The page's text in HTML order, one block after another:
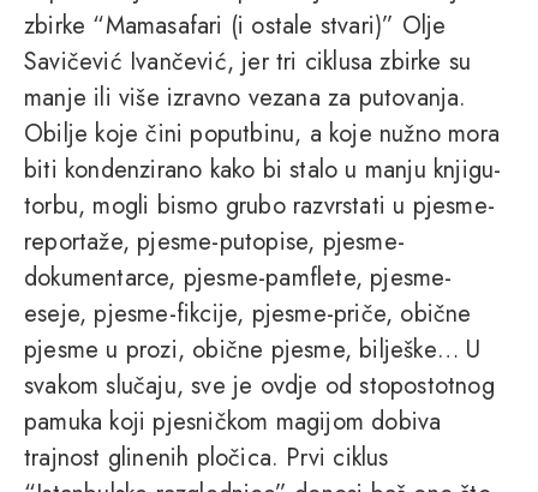
zbirke “Mamasafari (i ostale stvari)” Olje
Savičević Ivančević, jer tri ciklusa zbirke su
manje ili više izravno vezana za putovanja.
Obilje koje čini poputbinu, a koje nužno mora
biti kondenzirano kako bi stalo u manju knjigu-
torbu, mogli bismo grubo razvrstati u pjesme-
reportaže, pjesme-putopise, pjesme-
dokumentarce, pjesme-pamflete, pjesme-
eseje, pjesme-fikcije, pjesme-priče, obične
pjesme u prozi, obične pjesme, bilješke… U
svakom slučaju, sve je ovdje od stopostotnog
pamuka koji pjesničkom magijom dobiva
trajnost glinenih pločica. Prvi ciklus